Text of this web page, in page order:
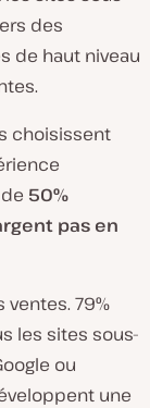
des
de haut niveau
choisissent
50%
pas en
79%
les sites sous-
ou
une